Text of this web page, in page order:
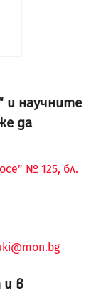
и научните
да
№ 125, бл.
и в